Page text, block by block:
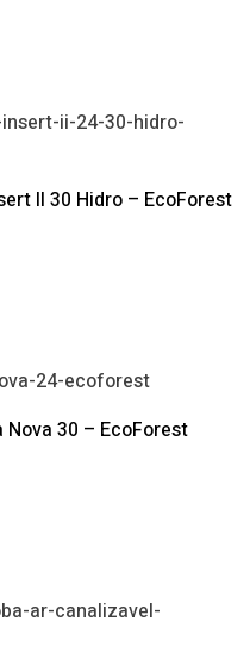
II 30 Hidro – EcoForest
30 – EcoForest